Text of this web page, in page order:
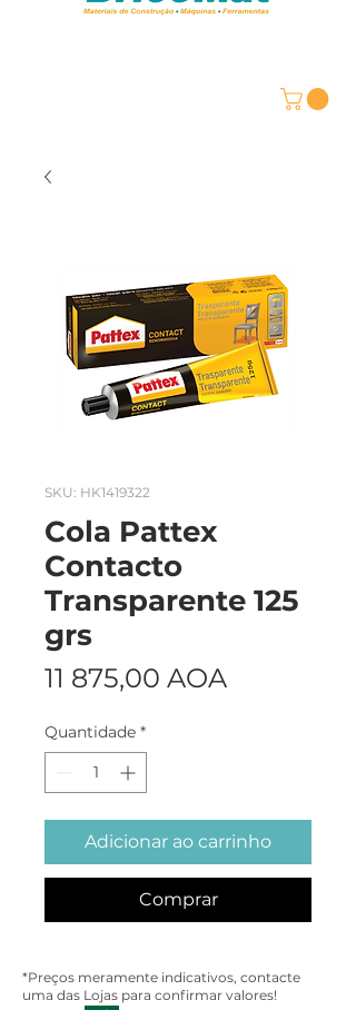
SKU: HK1419322
Cola Pattex
Contacto
Transparente 125
grs
11 875,00 AOA
Quantidade *
Adicionar ao carrinho
Comprar
*Preços meramente indicativos, contacte
uma das Lojas para confirmar valores!